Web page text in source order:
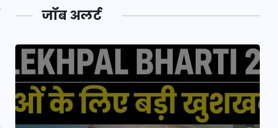
जॉब अलर्ट